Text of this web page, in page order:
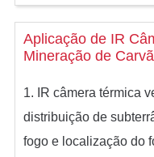
Aplicação de IR
Mineração de
1. IR câmera térmica
distribuição de
fogo e localização do